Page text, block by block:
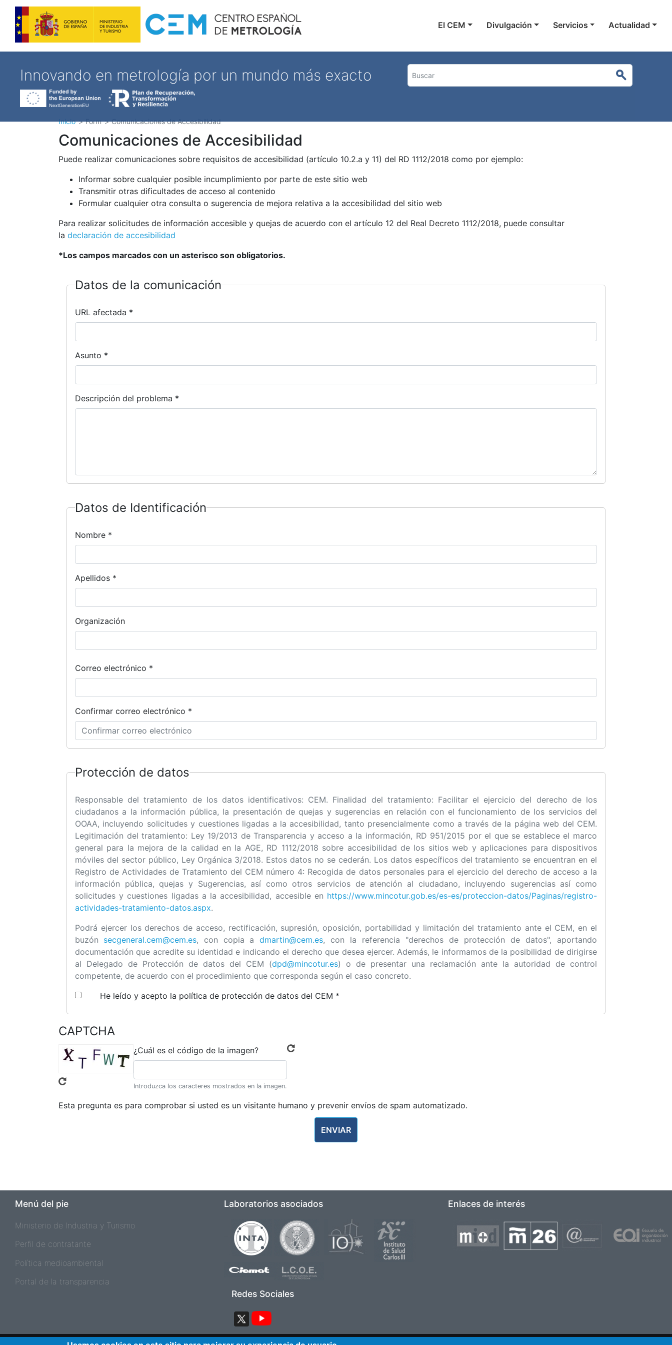
Navegación principal
El CEM Divulgación Servicios Actualidad
Innovando en metrología por un mundo más exacto Buscar
Inicio Form Comunicaciones de Accesibilidad
Comunicaciones de Accesibilidad
Puede realizar comunicaciones sobre requisitos de accesibilidad (artículo 10.2.a y 11) del RD 1112/2018 como por ejemplo:
Informar sobre cualquier posible incumplimiento por parte de este sitio web
Transmitir otras dificultades de acceso al contenido
Formular cualquier otra consulta o sugerencia de mejora relativa a la accesibilidad del sitio web
Para realizar solicitudes de información accesible y quejas de acuerdo con el artículo 12 del Real Decreto 1112/2018, puede consultar
la declaración de accesibilidad
*Los campos marcados con un asterisco son obligatorios.
Datos de la comunicación
URL afectada *
Asunto *
Descripción del problema *
Datos de Identificación
Nombre *
Apellidos *
Organización
Correo
electrónico
Correo electrónico *
Confirmar correo electrónico *
Protección de datos
Responsable del tratamiento de los datos identificativos: CEM. Finalidad del tratamiento: Facilitar el ejercicio del derecho de los
ciudadanos a la información pública, la presentación de quejas y sugerencias en relación con el funcionamiento de los servicios del
OOAA, incluyendo solicitudes y cuestiones ligadas a la accesibilidad, tanto presencialmente como a través de la página web del CEM.
Legitimación del tratamiento: Ley 19/2013 de Transparencia y acceso a la información, RD 951/2015 por el que se establece el marco
general para la mejora de la calidad en la AGE, RD 1112/2018 sobre accesibilidad de los sitios web y aplicaciones para dispositivos
móviles del sector público, Ley Orgánica 3/2018. Estos datos no se cederán. Los datos específicos del tratamiento se encuentran en el
Registro de Actividades de Tratamiento del CEM número 4: Recogida de datos personales para el ejercicio del derecho de acceso a la
información pública, quejas y Sugerencias, así como otros servicios de atención al ciudadano, incluyendo sugerencias así como
solicitudes y cuestiones ligadas a la accesibilidad, accesible en https://www.mincotur.gob.es/es-es/proteccion-datos/Paginas/registro-
actividades-tratamiento-datos.aspx.
Podrá ejercer los derechos de acceso, rectificación, supresión, oposición, portabilidad y limitación del tratamiento ante el CEM, en el
buzón secgeneral.cem@cem.es, con copia a dmartin@cem.es, con la referencia "derechos de protección de datos", aportando
documentación que acredite su identidad e indicando el derecho que desea ejercer. Además, le informamos de la posibilidad de dirigirse
al Delegado de Protección de datos del CEM (dpd@mincotur.es) o de presentar una reclamación ante la autoridad de control
competente, de acuerdo con el procedimiento que corresponda según el caso concreto.
He leído y acepto la política de protección de datos del CEM *
CAPTCHA
¿Cuál es el código de la imagen?
Introduzca los caracteres mostrados en la imagen.
Esta pregunta es para comprobar si usted es un visitante humano y prevenir envíos de spam automatizado.
ENVIAR
Menú del pie
Ministerio de Industria y Turismo
Perfil de contratante
Política medioambiental
Portal de la transparencia
Laboratorios asociados
Imagen Imagen Imagen Imagen
Imagen Imagen
Enlaces de interés
Imagen Imagen
Imagen
Redes Sociales
ImagenImagen
Pie de página 2